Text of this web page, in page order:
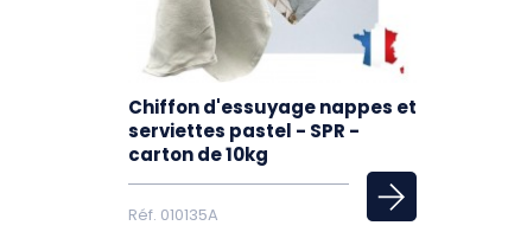
Chiffon d'essuyage nappes et
serviettes pastel - SPR -
carton de 10kg
Réf. 010135A